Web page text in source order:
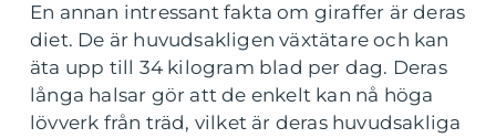
En annan intressant fakta om giraffer är deras
diet. De är huvudsakligen växtätare och kan
äta upp till 34 kilogram blad per dag. Deras
långa halsar gör att de enkelt kan nå höga
lövverk från träd, vilket är deras huvudsakliga